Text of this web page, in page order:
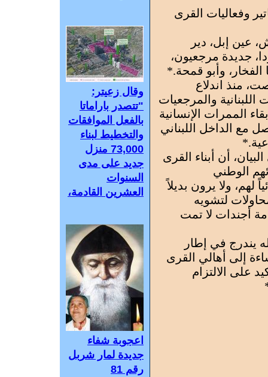
وفعاليات القرى
عين إبل، دير
جديدة مرجعيون،
الفخار، وأبو قمحة.*
منذ اندلاع
والمرجعيات
الممرات الإنسانية
مع الداخل اللبناني
أن أبناء القرى
الوطني
لهم، ولا يرون بديلاً
لتشويه
أجندات لا تمت
يندرج في إطار
إلى أهالي القرى
على الالتزام
وقال زعيتر:
"تتصدر باراماتا
بالفعل الموافقات
والتخطيط لبناء
73,000 منزل
جديد على مدى
السنوات
العشرين القادمة،
اعجوبة شفاء
جديدة لمار شربل
رقم 81